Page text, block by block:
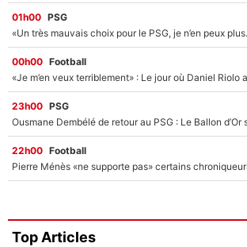
01h00 PSG
00h00 Football
23h00 PSG
22h00 Football
Top Articles